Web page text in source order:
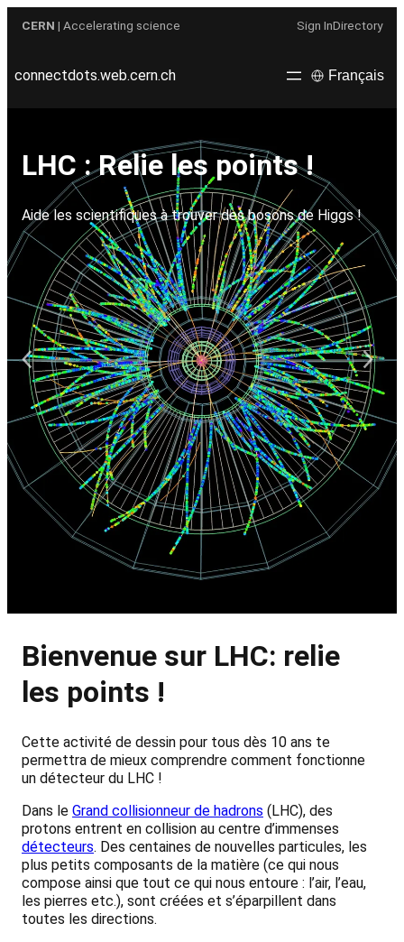
CERN | Accelerating science Sign InDirectory
connectdots.web.cern.ch Français
LHC : Relie les points !
Aide les scientifiques à trouver des bosons de Higgs !
Bienvenue sur LHC: relie
les points !
Cette activité de dessin pour tous dès 10 ans te
permettra de mieux comprendre comment fonctionne
un détecteur du LHC !
Dans le Grand collisionneur de hadrons (LHC), des
protons entrent en collision au centre d’immenses
détecteurs. Des centaines de nouvelles particules, les
plus petits composants de la matière (ce qui nous
compose ainsi que tout ce qui nous entoure : l’air, l’eau,
les pierres etc.), sont créées et s’éparpillent dans
toutes les directions.